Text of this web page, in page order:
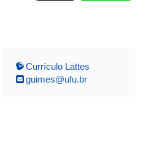
Currículo Lattes
guimes@ufu.br